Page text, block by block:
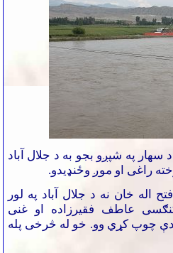
په شپږو بجو به د جلال آباد
راغی او موږ وځنډیدو.
اله خان نه د جلال آباد په لور
عاطف فقیرزاده او غنی
چوپ کړي وو. خو له څرخی پله